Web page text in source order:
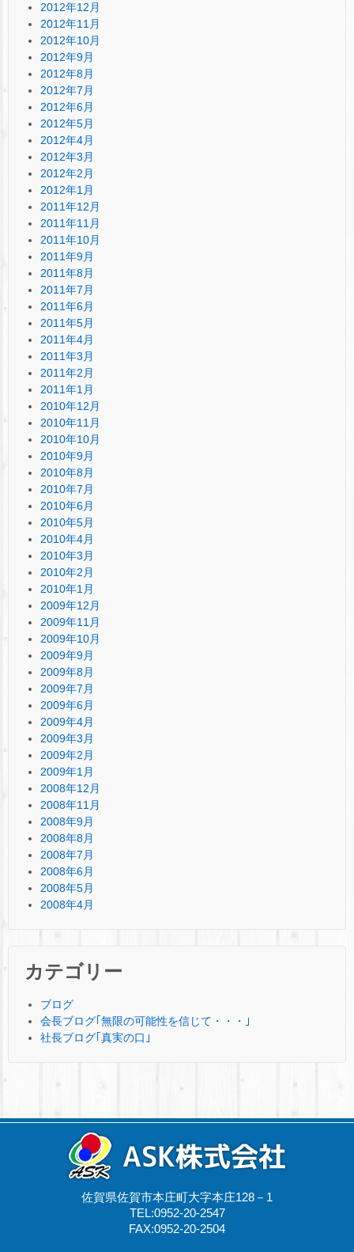
2012年12月
2012年11月
2012年10月
2012年9月
2012年8月
2012年7月
2012年6月
2012年5月
2012年4月
2012年3月
2012年2月
2012年1月
2011年12月
2011年11月
2011年10月
2011年9月
2011年8月
2011年7月
2011年6月
2011年5月
2011年4月
2011年3月
2011年2月
2011年1月
2010年12月
2010年11月
2010年10月
2010年9月
2010年8月
2010年7月
2010年6月
2010年5月
2010年4月
2010年3月
2010年2月
2010年1月
2009年12月
2009年11月
2009年10月
2009年9月
2009年8月
2009年7月
2009年6月
2009年4月
2009年3月
2009年2月
2009年1月
2008年12月
2008年11月
2008年9月
2008年8月
2008年7月
2008年6月
2008年5月
2008年4月
カテゴリー
ブログ
会長ブログ｢無限の可能性を信じて・・・｣
社長ブログ｢真実の口｣
佐賀県佐賀市本庄町大字本庄128－1
TEL:0952-20-2547
FAX:0952-20-2504